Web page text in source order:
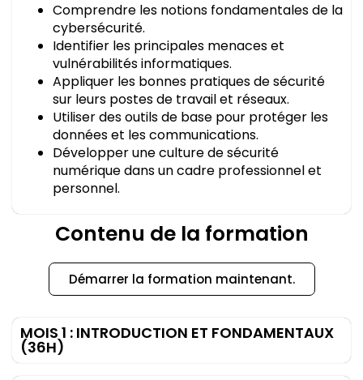
Comprendre les notions fondamentales de la
cybersécurité.
Identifier les principales menaces et
vulnérabilités informatiques.
Appliquer les bonnes pratiques de sécurité
sur leurs postes de travail et réseaux.
Utiliser des outils de base pour protéger les
données et les communications.
Développer une culture de sécurité
numérique dans un cadre professionnel et
personnel.
Contenu de la formation
Démarrer la formation maintenant.
MOIS 1 : INTRODUCTION ET FONDAMENTAUX
(36H)